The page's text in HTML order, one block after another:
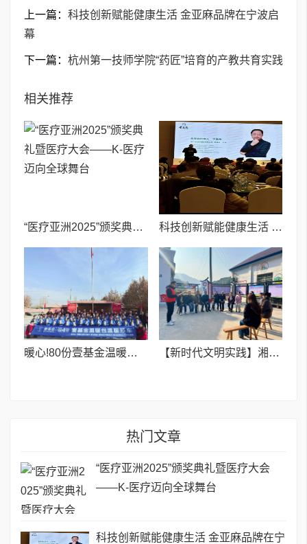
上一篇： 科技创新赋能健康生活 金亚麻品牌在宁波启
幕
下一篇： 杭州第一技师学院“药匠”培育的产教共育实践
相关推荐
“医疗亚洲2025”颁奖典礼暨医疗大会——K-医疗迈向全球舞台 科技创新赋能健康生活 金亚麻品牌在宁波启幕
暖心!80份壹基金温暖包,为莎车县艾力西湖镇孩子筑牢“暖冬防线” 【新时代文明实践】湘湖镇新时代文明实践所开展党的二十届四中全会精神宣讲活动
热门文章
“医疗亚洲2025”颁奖典礼暨医疗大会
——K-医疗迈向全球舞台
科技创新赋能健康生活 金亚麻品牌在宁